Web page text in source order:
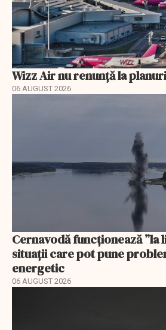
Wizz Air nu renunță la
06 AUGUST 2026
Cernavodă funcționează ”la
situații care pot pune
energetic
06 AUGUST 2026